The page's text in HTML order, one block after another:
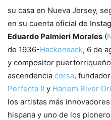
su casa en Nueva Jersey,
en su cuenta oficial de
Eduardo Palmieri Morales (
de 1936-Hackensack, 6 de
y compositor
ascendencia corsa,
Perfecta II y Harlem River
los artistas más
hispana y uno de los